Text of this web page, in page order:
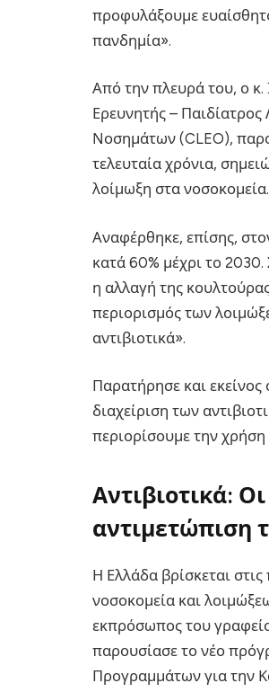
προφυλάξουμε
πανδημία».
Από την πλευρά του, ο
Ερευνητής – Παιδίατρος
Νοσημάτων (CLEO),
τελευταία χρόνια,
λοίμωξη στα νοσοκομεία.
Αναφέρθηκε, επίσης,
κατά 60% μέχρι το
η αλλαγή της
περιορισμός των
αντιβιοτικά».
Παρατήρησε και
διαχείριση των
περιορίσουμε την
Αντιβιοτικά:
αντιμετώπιση
Η Ελλάδα βρίσκεται
νοσοκομεία και
εκπρόσωπος του
παρουσίασε το νέο
Προγραμμάτων για την